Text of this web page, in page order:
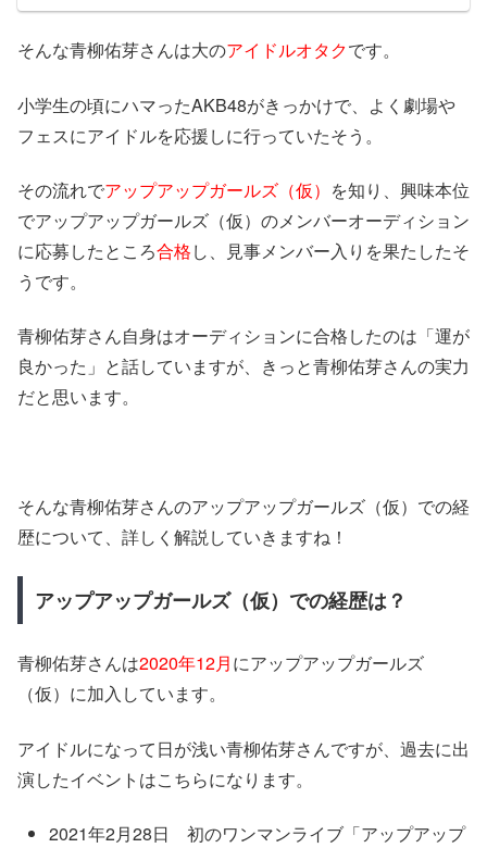
そんな青柳佑芽さんは大のアイドルオタクです。
小学生の頃にハマったAKB48がきっかけで、よく劇場や
フェスにアイドルを応援しに行っていたそう。
その流れでアップアップガールズ（仮） を知り、興味本位
でアップアップガールズ（仮）のメンバーオーディション
に応募したところ合格し、見事メンバー入りを果たしたそ
うです。
青柳佑芽さん自身はオーディションに合格したのは「運が
良かった」と話していますが、きっと青柳佑芽さんの実力
だと思います。
そんな青柳佑芽さんのアップアップガールズ（仮）での経
歴について、詳しく解説していきますね！
アップアップガールズ（仮）での経歴は？
青柳佑芽さんは2020年12月にアップアップガールズ
（仮）に加入しています。
アイドルになって日が浅い青柳佑芽さんですが、過去に出
演したイベントはこちらになります。
2021年2月28日 初のワンマンライブ「アップアップ